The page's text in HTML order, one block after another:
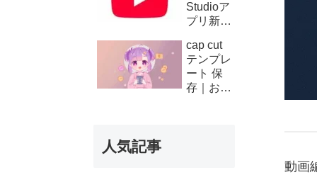
動画
Studioア
プリ新機
チャンネ
ルの収
益・支払
い履歴が
cap cut
テンプレ
ート 保
存｜お気
人気記事